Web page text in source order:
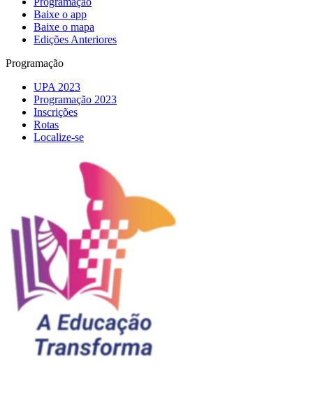
Baixe o app
Baixe o mapa
Edições Anteriores
Programação
UPA 2023
Programação 2023
Inscrições
Rotas
Localize-se